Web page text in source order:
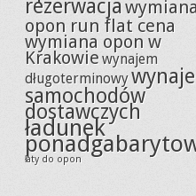
rezerwacja
opon run flat cena
wymiana opon w
Krakowiewynajem
długoterminowy
samochodów
dostawczych
ładunek
łaty do opon